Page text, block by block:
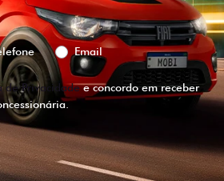
Email
de Privacidadee concordo em receber
EM CONTATO